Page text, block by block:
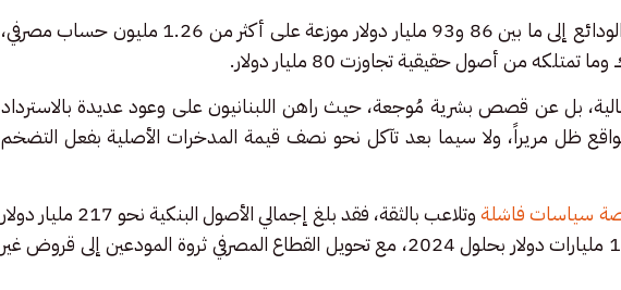
وبحلول 2024–2025 تراجع إجمالي الودائع إلى ما بين 86 و93 مليار دولار موزعة على أكثر من 1.26 مليون حساب مصرفي،
من أصول حقيقية تجاوزت 80 مليار دولار.
بل عن قصص بشرية مُوجعة، حيث راهن اللبنانيون على وعود عديدة بالاسترداد
ظل مريراً، ولا سيما بعد تآكل نحو نصف قيمة المدخرات الأصلية بفعل التضخم
سياسات فاشلة
وتلاعب بالثقة، فقد بلغ إجمالي الأصول البنكية نحو 217 مليار دولار
في 2019، ليتراجع إلى ما يقرب من 104 مليارات دولار بحلول 2024، مع تحويل القطاع المصرفي ثروة المودعين إلى قروض غير